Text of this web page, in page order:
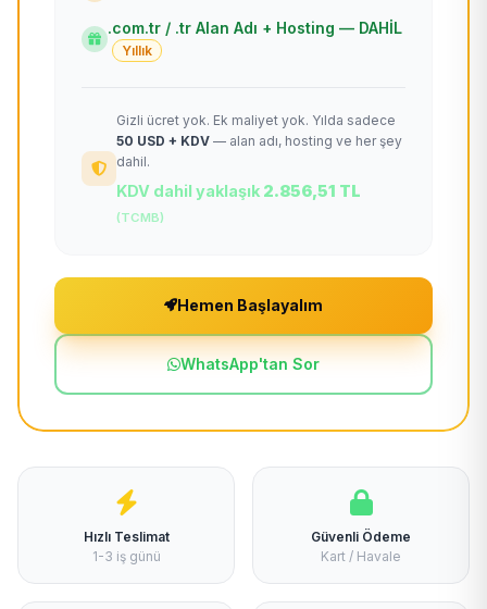
.com.tr / .tr Alan Adı + Hosting — DAHİL
Yıllık
Gizli ücret yok. Ek maliyet yok. Yılda sadece
50 USD + KDV — alan adı, hosting ve her şey
dahil.
KDV dahil yaklaşık 2.856,51 TL
(TCMB)
Hemen Başlayalım
WhatsApp'tan Sor
Hızlı Teslimat
1-3 iş günü
Güvenli Ödeme
Kart / Havale